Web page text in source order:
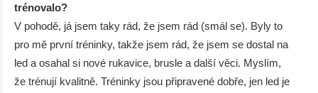
trénovalo?
V pohodě, já jsem taky rád, že jsem rád (smál se). Byly to
pro mě první tréninky, takže jsem rád, že jsem se dostal na
led a osahal si nové rukavice, brusle a další věci. Myslím,
že trénují kvalitně. Tréninky jsou připravené dobře, jen led je